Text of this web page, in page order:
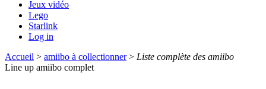
Jeux vidéo
Lego
Starlink
Log in
Accueil > amiibo à collectionner> Liste complète des amiibo
Line up amiibo complet